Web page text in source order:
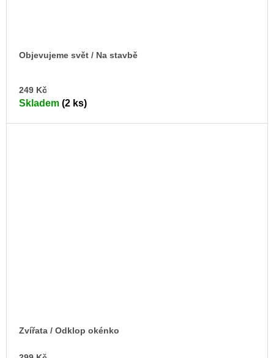
Objevujeme svět / Na stavbě
249 Kč
Skladem (2 ks)
Zvířata / Odklop okénko